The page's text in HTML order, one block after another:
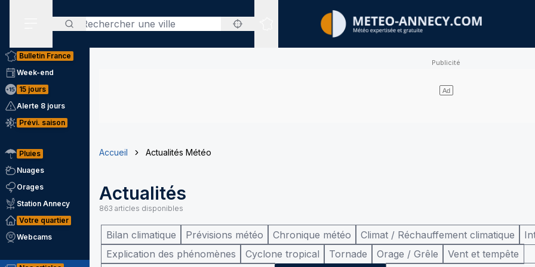
Rechercher
Sites expertisés
Bulletin France
Week-end
15 jours
Alerte 8 jours
Prévi. saison
Pluies
Nuages
Orages
Station Annecy
Votre quartier
Webcams
Accueil Actualités Météo
Actualités
863 articles disponibles
Bilan climatique Prévisions météo Chronique météo Climat / Réchauffement climatique
Explication des phénomènes
Cyclone tropical Tornade Orage / Grêle
Vent et tempête